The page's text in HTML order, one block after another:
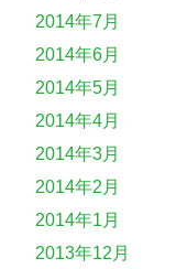
2014年7月
2014年6月
2014年5月
2014年4月
2014年3月
2014年2月
2014年1月
2013年12月